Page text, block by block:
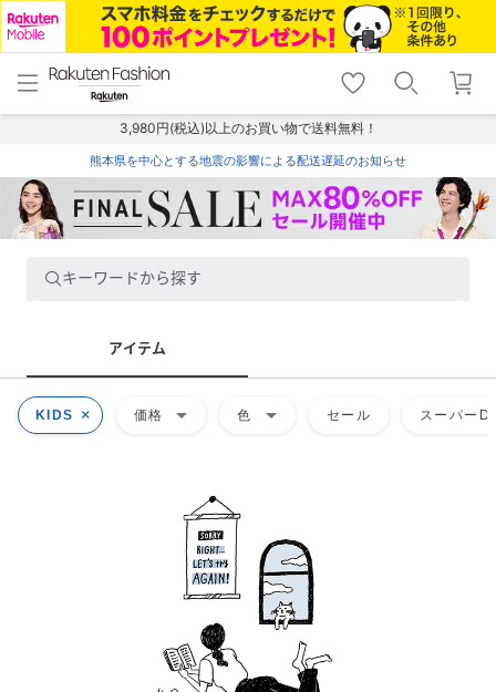
menu home
トップ
shopping_cart lock_outline
ログイン
3,980円(税込)以上のお買い物で送料無料！
熊本県を中心とする地震の影響による配送遅延のお知らせ
キーワードから探す
アイテム
KIDS 価格 arrow_drop_down 色 arrow_drop_down セール スーパー